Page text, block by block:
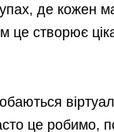
де кожен
це створює
це робимо,